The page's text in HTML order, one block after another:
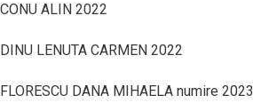
CONU ALIN 2022
DINU LENUTA CARMEN 2022
FLORESCU DANA MIHAELA numire 2023